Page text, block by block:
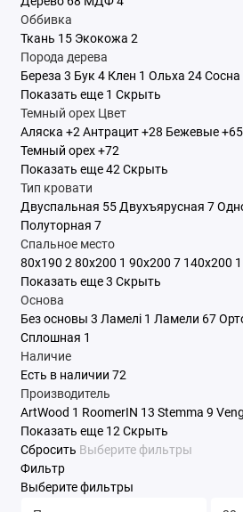
Оббивка
Ткань 15 Экокожа 2
Порода дерева
Береза 3 Бук 4 Клен 1 Ольха 24 Сосна
Показать еще 1 Скрыть
Темный орех Цвет
Аляска +2 Антрацит +28 Бежевые +65
Темный орех +72
Показать еще 42Скрыть
Тип кровати
Двуспальная 55 Двухъярусная 7
Полуторная 7
Спальное место
80x190 2 80x200 1 90x200 7 140x200 1
Показать еще 3 Скрыть
Основа
Без основы 3 Ламелі 1 Ламели 67
Сплошная 1
Наличие
Есть в наличии 72
Производитель
ArtWood 1 RoomerIN 13 Stemma 9
Показать еще 12Скрыть
Сбросить Выберите фильтры
Фильтр
Выберите фильтры